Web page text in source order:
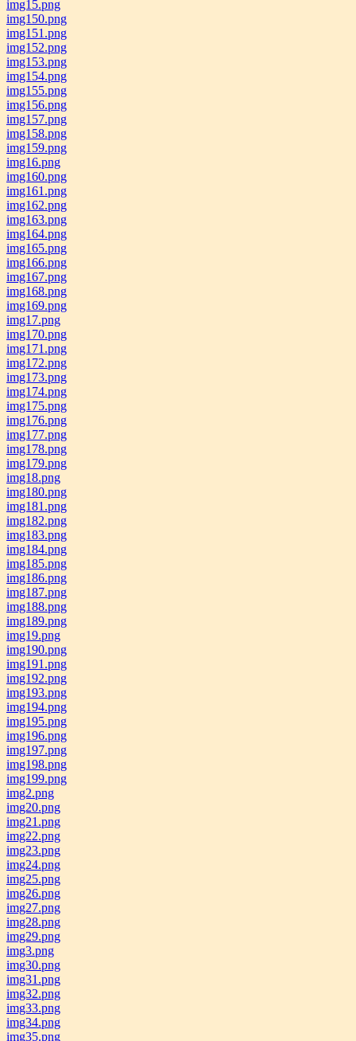
img15.png
img150.png
img151.png
img152.png
img153.png
img154.png
img155.png
img156.png
img157.png
img158.png
img159.png
img16.png
img160.png
img161.png
img162.png
img163.png
img164.png
img165.png
img166.png
img167.png
img168.png
img169.png
img17.png
img170.png
img171.png
img172.png
img173.png
img174.png
img175.png
img176.png
img177.png
img178.png
img179.png
img18.png
img180.png
img181.png
img182.png
img183.png
img184.png
img185.png
img186.png
img187.png
img188.png
img189.png
img19.png
img190.png
img191.png
img192.png
img193.png
img194.png
img195.png
img196.png
img197.png
img198.png
img199.png
img2.png
img20.png
img21.png
img22.png
img23.png
img24.png
img25.png
img26.png
img27.png
img28.png
img29.png
img3.png
img30.png
img31.png
img32.png
img33.png
img34.png
img35.png